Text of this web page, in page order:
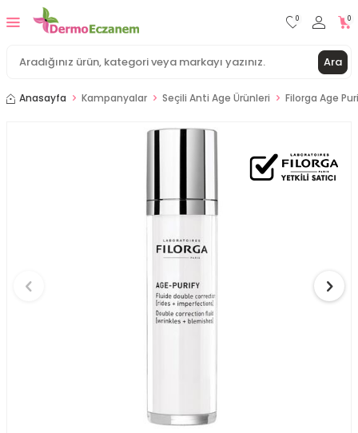
Ara
0 0
Anasayfa Kampanyalar Seçili Anti Age Ürünleri Filorga Age